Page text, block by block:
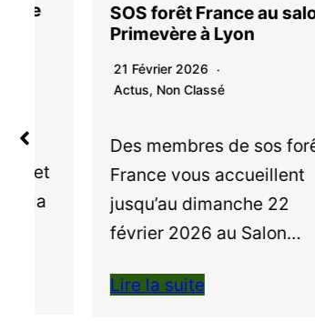
SOS forêt France au salon
Primevère à Lyon
21 Février 2026
Non Classé
Des membres de sos forêt
France vous accueillent
jusqu’au dimanche 22
février 2026 au Salon…
Lire la suite